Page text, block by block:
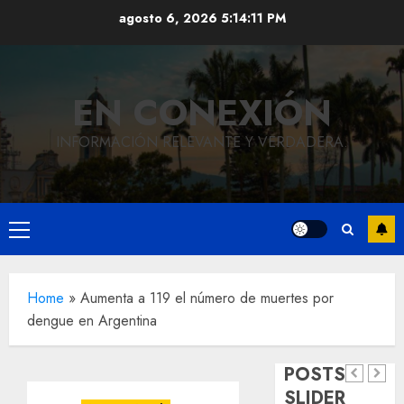
agosto 6, 2026 5:14:12 PM
EN CONEXIÓN
INFORMACIÓN RELEVANTE Y VERDADERA.
Menú
principal
Home » Aumenta a 119 el número de muertes por
dengue en Argentina
POSTS
SLIDER
Local
Reviven
Local
Hoy
natalicio
de Don